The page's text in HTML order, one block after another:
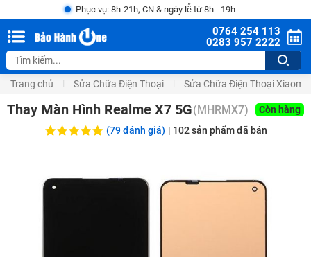
Phục vụ: 8h-21h, CN & ngày lễ từ 8h - 19h
0764 254 113
0283 957 2222
Trang chủ Sửa Chữa Điện Thoại Sửa Chữa Điện Thoại Xiaomi
Thay Màn Hình Realme X7 5G(MHRMX7)
Còn hàng
(79 đánh giá) | 102sản phẩm đã bán